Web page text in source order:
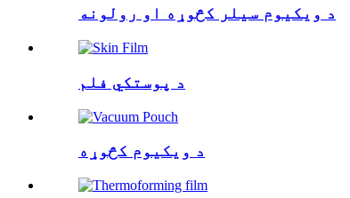
د ویکیوم سیلر کڅوړه او رولونه
د پوستکي فلم
د ویکیوم کڅوړه